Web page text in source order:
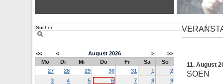
<< < August 2026 >
>>
Mo
Di Mi Do Fr Sa
So
27
28 29 30 31 1
2
3
4 5 6 7 8
9
11. August
SOEN